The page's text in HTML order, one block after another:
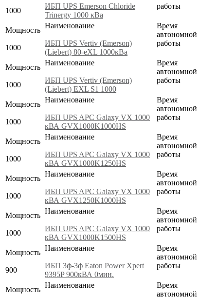
1000
ИБП UPS Emerson Chloride
Trinergy 1000 кВа
работы
Мощность
1000
Наименование
ИБП UPS Vertiv (Emerson)
(Liebert) 80-eXL 1000кВа
Время
автономной
работы
Мощность
1000
Наименование
ИБП UPS Vertiv (Emerson)
(Liebert) EXL S1 1000
Время
автономной
работы
Мощность
1000
Наименование
ИБП UPS APC Galaxy VX 1000
кВА GVX1000K1000HS
Время
автономной
работы
Мощность
1000
Наименование
ИБП UPS APC Galaxy VX 1000
кВА GVX1000K1250HS
Время
автономной
работы
Мощность
1000
Наименование
ИБП UPS APC Galaxy VX 1000
кВА GVX1250K1000HS
Время
автономной
работы
Мощность
1000
Наименование
ИБП UPS APC Galaxy VX 1000
кВА GVX1000K1500HS
Время
автономной
работы
Мощность
900
Наименование
ИБП 3ф-3ф Eaton Power Xpert
9395P 900кВА 0мин.
Время
автономной
работы
Мощность
Наименование
Время
автономной